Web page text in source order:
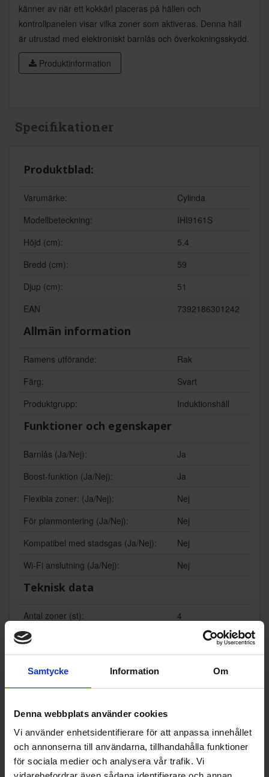
Samtycke Information Om
Denna webbplats använder cookies
Vi använder enhetsidentifierare för att anpassa innehållet
och annonserna till användarna, tillhandahålla funktioner
för sociala medier och analysera vår trafik. Vi
känner av när ett kokkärl placeras på hällen och
kontrollpanelen visar vilka zoner som aktiveras. Denna häll
är utrustad med elektroniskt barnlås och överkokningsskydd.
Produktinformation
Specifikationer
Produktblad:
Varumärke:
Cylinda
Modellbeteckning:
IHI9161S
Höjd (cm):
5.4
Bredd (cm):
59
Djup (cm):
51
EAN
7392186301242
Allmän information
Ramens utförande:
Rak
Färg:
Svart
Produktgrupp:
Induktionshäll
Funktioner och egenskaper
Barnlås (Ja/Nej):
Ja
Boost-funktion (Ja/Nej):
Ja
Flexibla zoner: (Ja/Nej):
Nej
För planmontering (Ja/Nej):
Nej
Kompatibel med stadsgas (Ja/Nej):
Nej
Wi-Fi anslutning (Ja/Nej):
Nej
Teknisk data
Antal zoner (st):
4
Spänning (V):